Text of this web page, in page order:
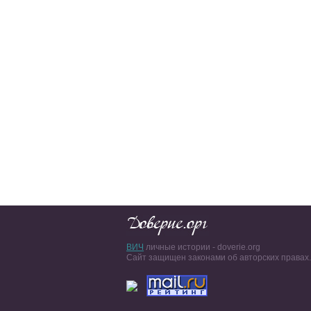
ВИЧ личные истории - doverie.org
Сайт защищен законами об авторских